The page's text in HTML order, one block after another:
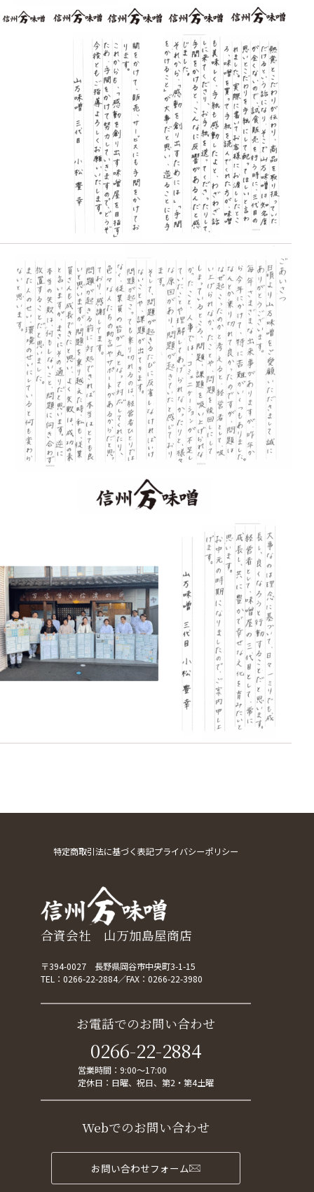
特定商取引法に基づく表記プライバシーポリシー
合資会社 山万加島屋商店
〒394-0027 長野県岡谷市中央町3-1-15
TEL： 0266-22-2884 FAX：0266-22-3980
お電話でのお問い合わせ
0266-22-2884
営業時間：9:00～17:00
定休日：日曜、祝日、第2・第4土曜
Webでのお問い合わせ
お問い合わせフォーム